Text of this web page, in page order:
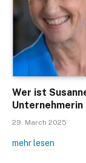
Wer ist
Unternehmerin
29. March 2025
mehr lesen